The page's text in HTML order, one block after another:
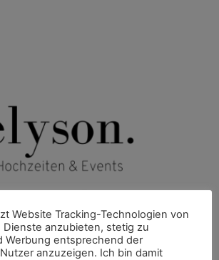
Website Tracking-Technologien von
Dienste anzubieten, stetig zu
Werbung entsprechend der
anzuzeigen. Ich bin damit